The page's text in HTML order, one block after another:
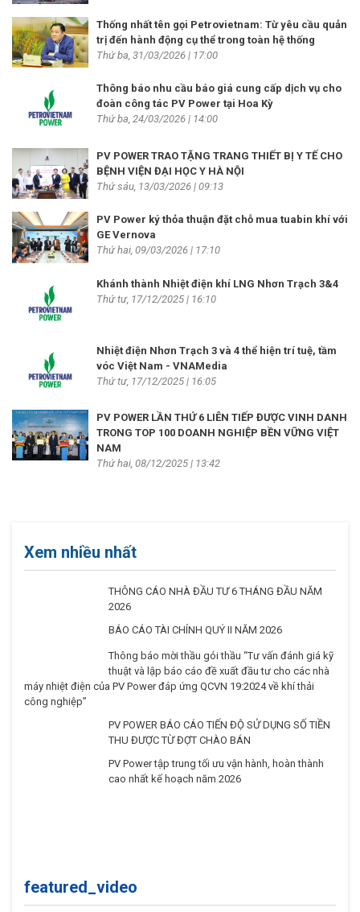
Thống nhất tên gọi Petrovietnam: Từ yêu cầu quản
trị đến hành động cụ thể trong toàn hệ thống
Thứ ba, 31/03/2026 | 17:00
Thông báo nhu cầu báo giá cung cấp dịch vụ cho
đoàn công tác PV Power tại Hoa Kỳ
Thứ ba, 24/03/2026 | 14:00
PV POWER TRAO TẶNG TRANG THIẾT BỊ Y TẾ CHO
BỆNH VIỆN ĐẠI HỌC Y HÀ NỘI
Thứ sáu, 13/03/2026 | 09:13
PV Power ký thỏa thuận đặt chỗ mua tuabin khí với
GE Vernova
Thứ hai, 09/03/2026 | 17:10
Khánh thành Nhiệt điện khí LNG Nhơn Trạch 3&4
Thứ tư, 17/12/2025 | 16:10
Nhiệt điện Nhơn Trạch 3 và 4 thể hiện trí tuệ, tầm
vóc Việt Nam - VNAMedia
Thứ tư, 17/12/2025 | 16:05
PV POWER LẦN THỨ 6 LIÊN TIẾP ĐƯỢC VINH DANH
TRONG TOP 100 DOANH NGHIỆP BỀN VỮNG VIỆT
NAM
Thứ hai, 08/12/2025 | 13:42
Xem nhiều nhất
THÔNG CÁO NHÀ ĐẦU TƯ 6 THÁNG ĐẦU NĂM
2026
BÁO CÁO TÀI CHÍNH QUÝ II NĂM 2026
Thông báo mời thầu gói thầu “Tư vấn đánh giá kỹ
thuật và lập báo cáo đề xuất đầu tư cho các nhà
máy nhiệt điện của PV Power đáp ứng QCVN
19:2024 về khí thải công nghiệp”
PV POWER BÁO CÁO TIẾN ĐỘ SỬ DỤNG SỐ TIỀN